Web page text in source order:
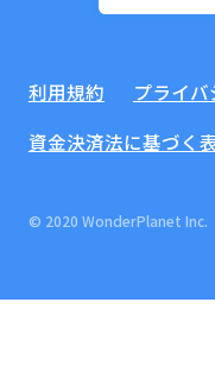
利用規約 プライ
資金決済法に基づく
© 2020 WonderPlanet Inc.